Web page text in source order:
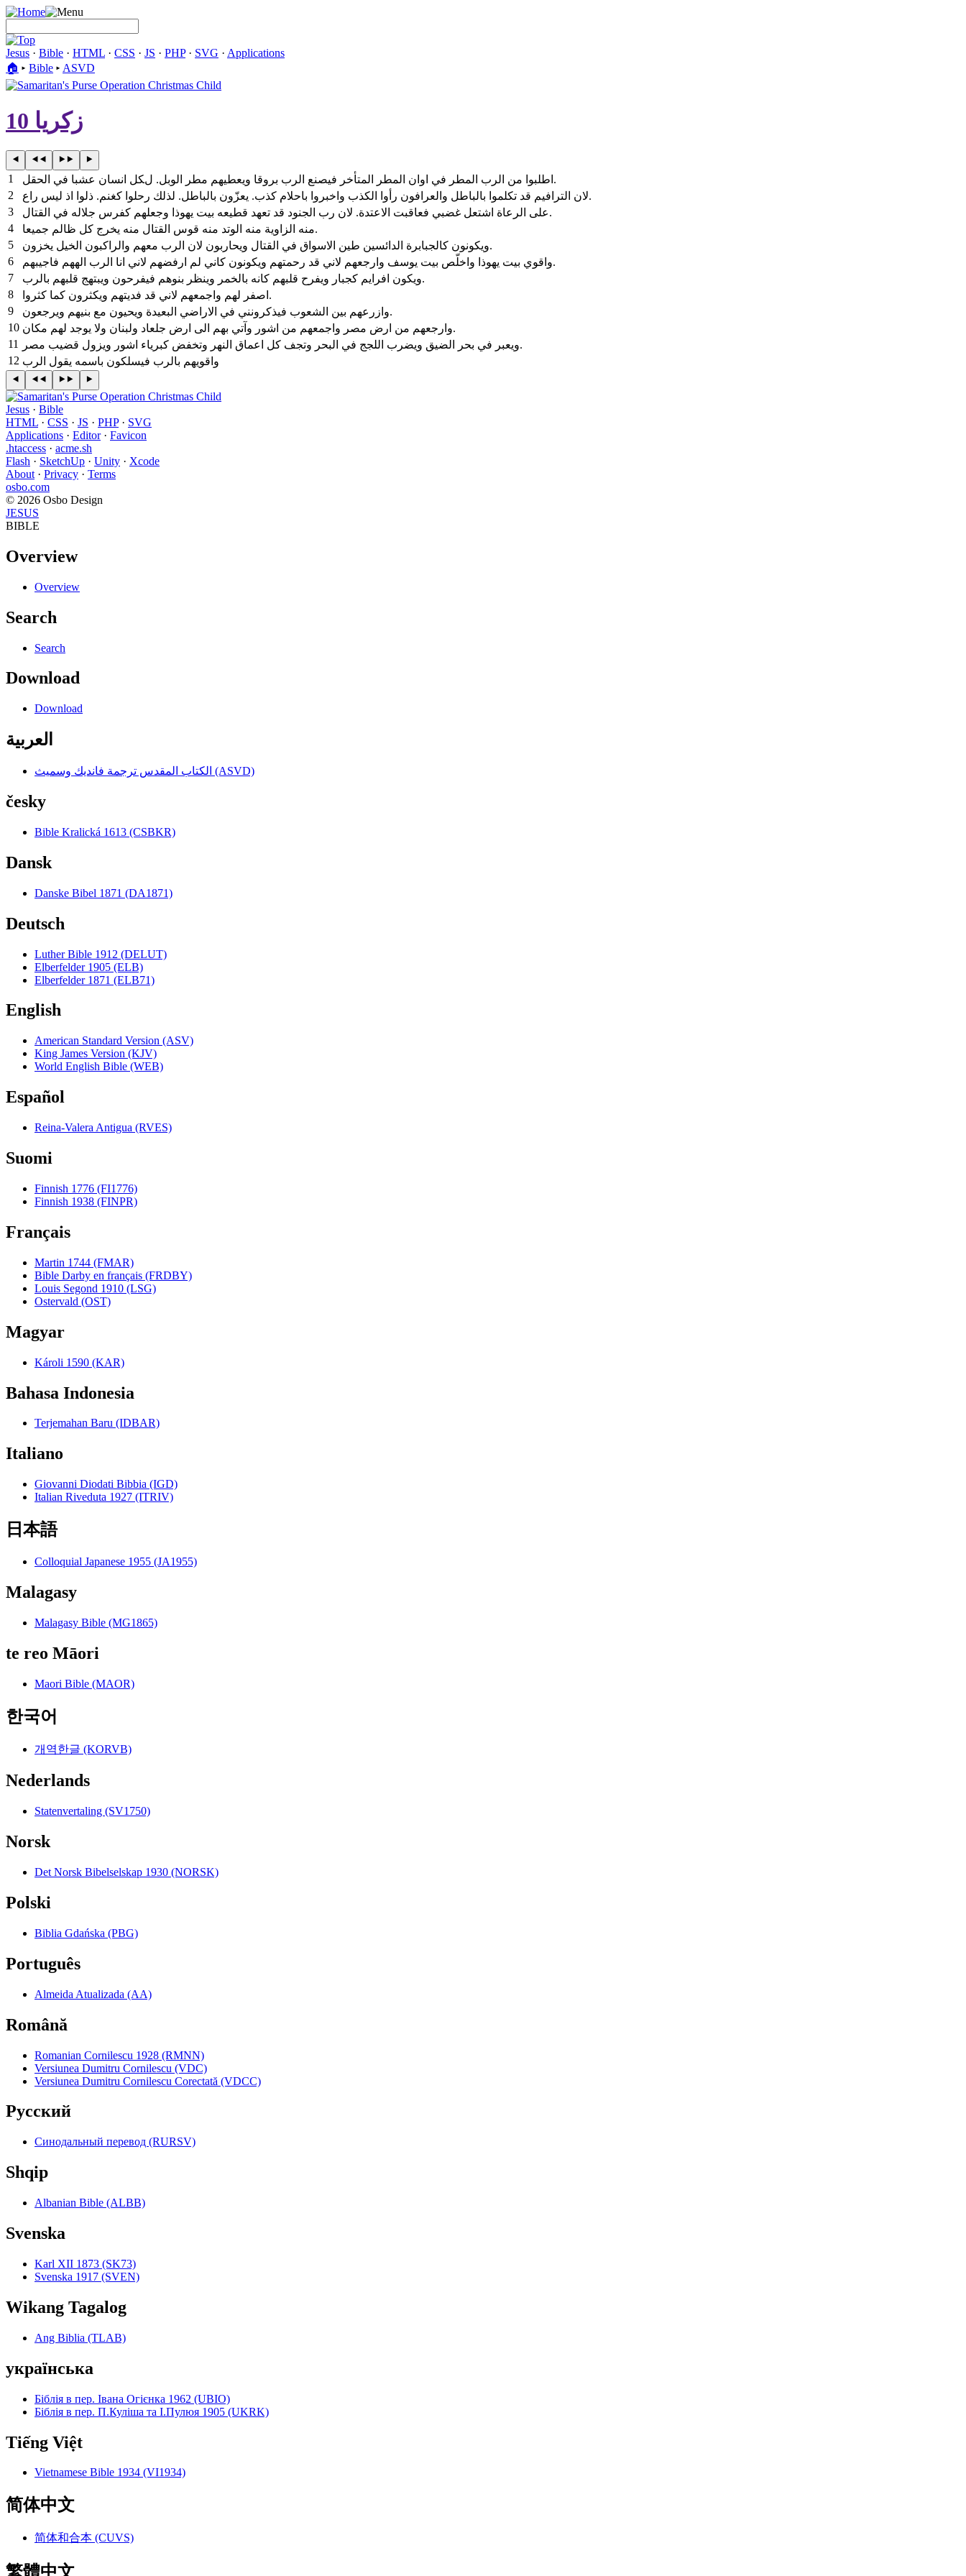
Jesus · Bible · HTML · CSS · JS · PHP· SVG · Applications
🏠︎ ▸ Bible ▸ ASVD
زكريا 10
1
اطلبوا من الرب المطر في اوان المطر المتأخر فيصنع الرب بروقا ويعطيهم مطر الوبل. لكل انسان عشبا في الحقل.
2
لان الترافيم قد تكلموا بالباطل والعرافون رأوا الكذب واخبروا باحلام كذب. يعزّون بالباطل. لذلك رحلوا كغنم. ذلوا اذ ليس راع.
3
على الرعاة اشتعل غضبي فعاقبت الاعتدة. لان رب الجنود قد تعهد قطيعه بيت يهوذا وجعلهم كفرس جلاله في القتال.
4
منه الزاوية منه الوتد منه قوس القتال منه يخرج كل ظالم جميعا.
5
ويكونون كالجبابرة الدائسين طين الاسواق في القتال ويحاربون لان الرب معهم والراكبون الخيل يخزون.
6
واقوي بيت يهوذا واخلّص بيت يوسف وارجعهم لاني قد رحمتهم ويكونون كاني لم ارفضهم لاني انا الرب الههم فاجيبهم.
7
ويكون افرايم كجبار ويفرح قلبهم كانه بالخمر وينظر بنوهم فيفرحون ويبتهج قلبهم بالرب.
8
اصفر لهم واجمعهم لاني قد فديتهم ويكثرون كما كثروا.
9
وازرعهم بين الشعوب فيذكرونني في الاراضي البعيدة ويحيون مع بنيهم ويرجعون.
10
وارجعهم من ارض مصر واجمعهم من اشور وآتي بهم الى ارض جلعاد ولبنان ولا يوجد لهم مكان.
11
ويعبر في بحر الضيق ويضرب اللجج في البحر وتجف كل اعماق النهر وتخفض كبرياء اشور ويزول قضيب مصر.
12 واقويهم بالرب فيسلكون باسمه يقول الرب
Jesus · Bible
HTML · CSS · JS · PHP· SVG
Applications · Editor· Favicon
.htaccess · acme.sh
Flash · SketchUp · Unity · Xcode
About · Privacy · Terms
osbo.com
© 2026 Osbo Design
JESUS
BIBLE
Overview
Overview
Search
Search
Download
Download
العربية
الكتاب المقدس ترجمة فانديك وسميث (ASVD)
česky
Bible Kralická 1613 (CSBKR)
Dansk
Danske Bibel 1871 (DA1871)
Deutsch
Luther Bible 1912 (DELUT)
Elberfelder 1905 (ELB)
Elberfelder 1871 (ELB71)
English
American Standard Version (ASV)
King James Version (KJV)
World English Bible (WEB)
Español
Reina-Valera Antigua (RVES)
Suomi
Finnish 1776 (FI1776)
Finnish 1938 (FINPR)
Français
Martin 1744 (FMAR)
Bible Darby en français (FRDBY)
Louis Segond 1910 (LSG)
Ostervald (OST)
Magyar
Károli 1590 (KAR)
Bahasa Indonesia
Terjemahan Baru (IDBAR)
Italiano
Giovanni Diodati Bibbia (IGD)
Italian Riveduta 1927 (ITRIV)
日本語
Colloquial Japanese 1955 (JA1955)
Malagasy
Malagasy Bible (MG1865)
te reo Māori
Maori Bible (MAOR)
한국어
개역한글 (KORVB)
Nederlands
Statenvertaling (SV1750)
Norsk
Det Norsk Bibelselskap 1930 (NORSK)
Polski
Biblia Gdańska (PBG)
Português
Almeida Atualizada (AA)
Română
Romanian Cornilescu 1928 (RMNN)
Versiunea Dumitru Cornilescu (VDC)
Versiunea Dumitru Cornilescu Corectată (VDCC)
Pyccкий
Синодальный перевод (RURSV)
Shqip
Albanian Bible (ALBB)
Svenska
Karl XII 1873 (SK73)
Svenska 1917 (SVEN)
Wikang Tagalog
Ang Biblia (TLAB)
українська
Біблія в пер. Івана Огієнка 1962 (UBIO)
Біблія в пер. П.Куліша та І.Пулюя 1905 (UKRK)
Tiếng Việt
Vietnamese Bible 1934 (VI1934)
简体中文
简体和合本 (CUVS)
繁體中文